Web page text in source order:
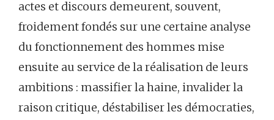
actes et discours demeurent, souvent,
froidement fondés sur une certaine analyse
du fonctionnement des hommes mise
ensuite au service de la réalisation de leurs
ambitions : massifier la haine, invalider la
raison critique, déstabiliser les démocraties,